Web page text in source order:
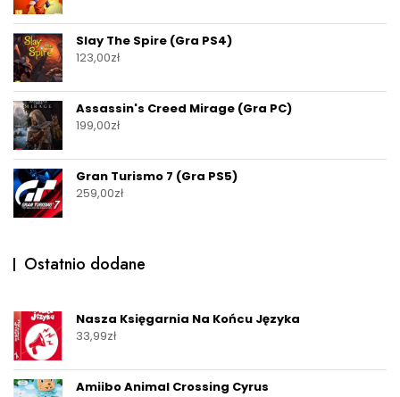
Slay The Spire (Gra PS4)
123,00zł
Assassin's Creed Mirage (Gra PC)
199,00zł
Gran Turismo 7 (Gra PS5)
259,00zł
Ostatnio dodane
Nasza Księgarnia Na Końcu Języka
33,99zł
Amiibo Animal Crossing Cyrus